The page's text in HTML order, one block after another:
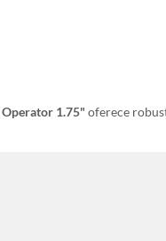
Operator 1.75" oferece